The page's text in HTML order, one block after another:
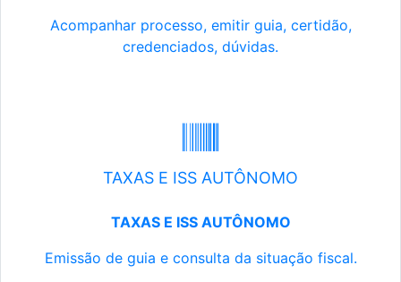
Acompanhar processo, emitir guia, certidão,
credenciados, dúvidas.
TAXAS E ISS AUTÔNOMO
TAXAS E ISS AUTÔNOMO
Emissão de guia e consulta da situação fiscal.